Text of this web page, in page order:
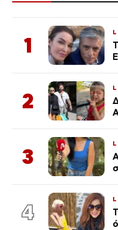
1
2
3
4